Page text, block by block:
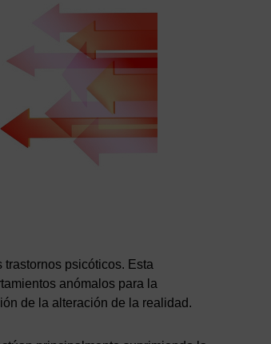
trastornos psicóticos. Esta
anómalos para la
de la alteración de la realidad.